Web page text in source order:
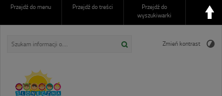
Przejdź do menu Przejdź do treści
Przejdź do
wyszukiwarki
SŁONECZNA SZÓSTECZKA
Zmień kontrast